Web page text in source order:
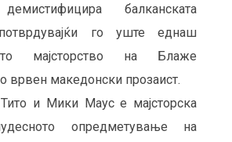
балканската
го уште еднаш
мајсторство на Блаже
врвен македонски прозаист.
и Мики Маус е мајсторска
опредметување на